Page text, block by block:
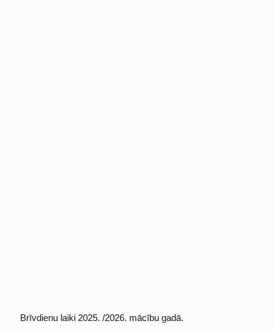
Brīvdienu laiki 2025. /2026. mācību gadā.